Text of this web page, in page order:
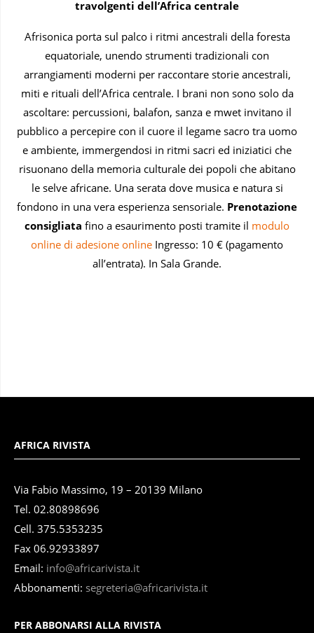
travolgenti dell’Africa centrale
Afrisonica porta sul palco i ritmi ancestrali della foresta
equatoriale, unendo strumenti tradizionali con
arrangiamenti moderni per raccontare storie ancestrali,
miti e rituali dell’Africa centrale. I brani non sono solo da
ascoltare: percussioni, balafon, sanza e mwet invitano il
pubblico a percepire con il cuore il legame sacro tra uomo
e ambiente, immergendosi in ritmi sacri ed iniziatici che
risuonano della memoria culturale dei popoli che abitano
le selve africane. Una serata dove musica e natura si
fondono in una vera esperienza sensoriale. Prenotazione
consigliata fino a esaurimento posti tramite il modulo
online di adesione online Ingresso: 10 € (pagamento
all’entrata). In Sala Grande.
AFRICA RIVISTA
Via Fabio Massimo, 19 – 20139 Milano
Tel. 02.80898696
Cell. 375.5353235
Fax 06.92933897
Email: info@africarivista.it
Abbonamenti: segreteria@africarivista.it
PER ABBONARSI ALLA RIVISTA